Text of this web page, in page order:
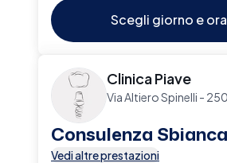
Scegli giorno e ora
Clinica Piave
Via Altiero Spinelli -
Consulenza
Vedi altre prestazioni